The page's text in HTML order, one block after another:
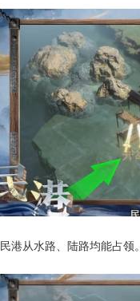
民港从水路、陆路均能占领。